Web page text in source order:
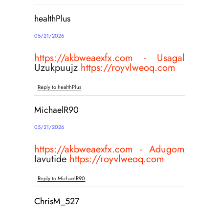
healthPlus
05/21/2026
https://akbweaexfx.com - Usagal
Uzukpuujz https://royvlweoq.com
Reply to healthPlus
MichaelR90
05/21/2026
https://akbweaexfx.com - Adugom
Iavutide https://royvlweoq.com
Reply to MichaelR90
ChrisM_527